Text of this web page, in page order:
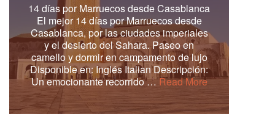
14 días por Marruecos desde Casablanca
El mejor 14 días por Marruecos desde
Casablanca, por las ciudades imperiales
y el desierto del Sahara. Paseo en
camello y dormir en campamento de lujo
Disponible en: Inglés Italian Descripción:
Un emocionante recorrido …Read More